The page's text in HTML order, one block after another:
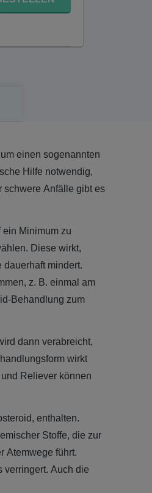
einen sogenannten
Hilfe notwendig,
schwere Anfälle gibt es
Minimum zu
Diese wirkt,
mindert.
z. B. einmal am
Behandlung zum
dann verabreicht,
wirkt
Reliever können
enthalten.
Stoffe, die zur
Atemwege führt.
verringert. Auch die